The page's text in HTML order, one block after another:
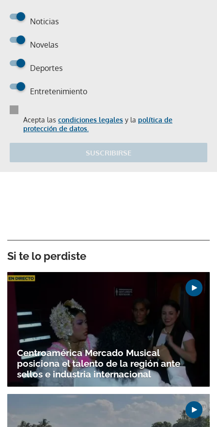
Noticias
Novelas
Deportes
Entretenimiento
Acepta las condiciones legales y la política de
protección de datos.
SUSCRIBIRSE
Si te lo perdiste
Centroamérica Mercado Musical
posiciona el talento de la región ante
sellos e industria internacional